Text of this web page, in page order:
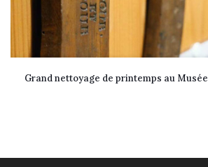
Grand nettoyage de printemps au Musée